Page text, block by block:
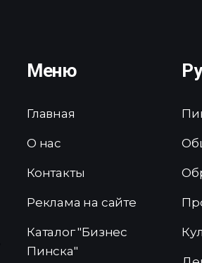
Меню
Главная
О нас
Контакты
Реклама на сайте
Каталог "Бизнес
Пинска"